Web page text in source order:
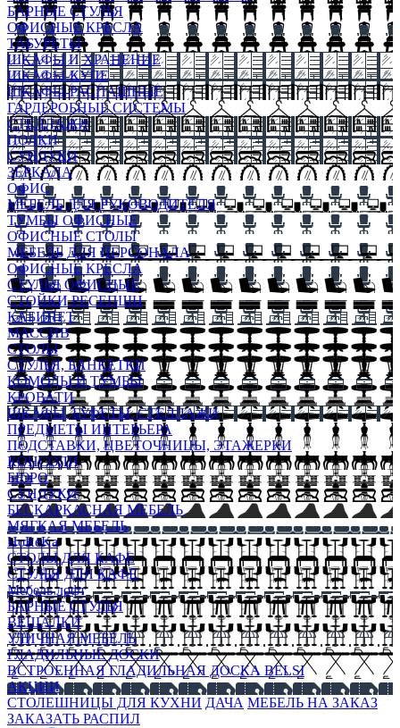
БАРНЫЕ СТУЛЬЯ
ОФИСНЫЕ КРЕСЛА
ТАБУРЕТЫ
ШКАФЫ И ХРАНЕНИЕ
ШКАФЫ-КУПЕ
ШКАФЫ-РАСПАШНЫЕ
ГАРДЕРОБНЫЕ СИСТЕМЫ
СТЕЛЛАЖИ
ПОЛКИ
СУНДУКИ
ЗЕРКАЛА
ОФИС
МЕБЕЛЬ ДЛЯ РУКОВОДИТЕЛЯ
ТУМБЫ ОФИСНЫЕ
ОФИСНЫЕ СТОЛЫ
МЕБЕЛЬ ДЛЯ ПЕРСОНАЛА
ОФИСНЫЕ КРЕСЛА
СТУЛЬЯ ОФИСНЫЕ
СТОЙКИ РЕСЕПШН
КАБИНЕТ
МАССИВ
СТОЛЫ
СТУЛЬЯ, БАНКЕТКИ
КОМОДЫ И ТУМБЫ
КРОВАТИ
ШКАФЫ, БУФЕТЫ, СТЕЛЛАЖИ
ПРЕДМЕТЫ ИНТЕРЬЕРА
ПОДСТАВКИ, ЦВЕТОЧНИЦЫ, ЭТАЖЕРКИ
КОНСОЛИ
БЮРО
СУНДУКИ
БЕСКАРКАСНАЯ МЕБЕЛЬ
МЯГКАЯ МЕБЕЛЬ
HoReKa
СТОЛЫ ДЛЯ КАФЕ
СТУЛЬЯ ДЛЯ КАФЕ
Мебель лофт
БАРНЫЕ СТУЛЬЯ
ВЕШАЛКИ
УЛИЧНАЯ МЕБЕЛЬ
ГЛАДИЛЬНЫЕ ДОСКИ
ВСТРОЕННАЯ ГЛАДИЛЬНАЯ ДОСКА BELSI
АКЦИИ
СТОЛЕШНИЦЫ ДЛЯ КУХНИ ДАЧА МЕБЕЛЬ НА ЗАКАЗ
ЗАКАЗАТЬ РАСПИЛ